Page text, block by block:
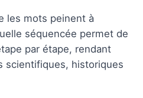
les mots peinent à
séquencée permet de
par étape, rendant
scientifiques, historiques